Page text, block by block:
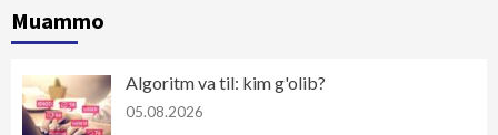
Muammo
Algoritm va til: kim g'olib?
05.08.2026